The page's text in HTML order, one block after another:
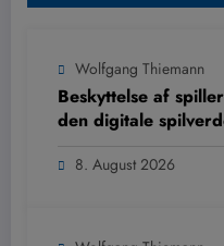
Wolfgang Thiemann
Beskyttelse af
den digitale
8. August 2026